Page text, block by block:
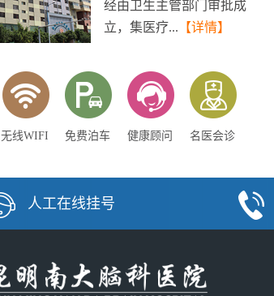
经由卫生主管部门审批成
立，集医疗... 【详情】
无线WIFI 免费泊车 健康顾问 名医会诊
人工在线挂号